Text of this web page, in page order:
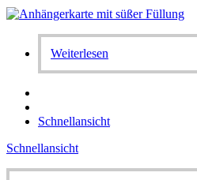
Weiterlesen
Schnellansicht
Schnellansicht